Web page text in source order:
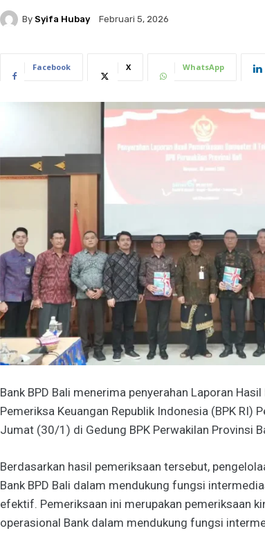
By Syifa Hubay Februari 5, 2026
Facebook X WhatsApp
Bank BPD Bali menerima penyerahan Laporan
Pemeriksa Keuangan Republik Indonesia (BPK RI)
Jumat (30/1) di Gedung BPK Perwakilan Provinsi
Berdasarkan hasil pemeriksaan tersebut,
Bank BPD Bali dalam mendukung fungsi
efektif. Pemeriksaan ini merupakan pemeriksaan
operasional Bank dalam mendukung fungsi